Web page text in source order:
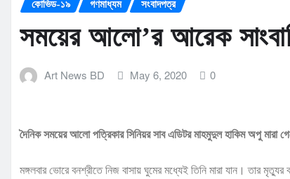
কোভিড-১৯ গণমাধ্যম সংবাদপত্র
সময়ের আলো’র আরেক
Art News BD May 6, 2020 0
দৈনিক সময়ের আলো পত্রিকার সিনিয়র সাব এডিটর মাহমুদুল হাকিম অপু মারা
মঙ্গলবার ভোরে বনশ্রীতে নিজ বাসায় ঘুমের মধ্যেই তিনি মারা যান। তার